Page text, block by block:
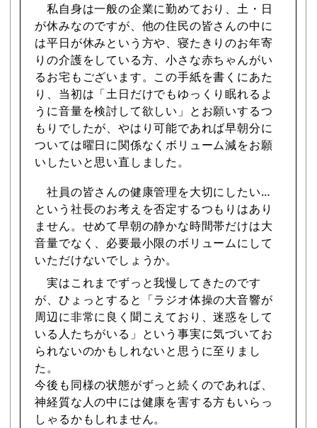
私自身は一般の企業に勤めており、土・日
が休みなのですが、他の住民の皆さんの中に
は平日が休みという方や、寝たきりのお年寄
りの介護をしている方、小さな赤ちゃんがい
るお宅もございます。この手紙を書くにあた
り、当初は「土日だけでもゆっくり眠れるよ
うに音量を検討して欲しい」とお願いするつ
もりでしたが、やはり可能であれば早朝分に
ついては曜日に関係なくボリューム減をお願
いしたいと思い直しました。
社員の皆さんの健康管理を大切にしたい…
という社長のお考えを否定するつもりはあり
ません。せめて早朝の静かな時間帯だけは大
音量でなく、必要最小限のボリュームにして
いただけないでしょうか。
実はこれまでずっと我慢してきたのです
が、ひょっとすると「ラジオ体操の大音響が
周辺に非常に良く聞こえており、迷惑をして
いる人たちがいる」という事実に気づいてお
られないのかもしれないと思うに至りまし
た。
今後も同様の状態がずっと続くのであれば、
神経質な人の中には健康を害する方もいらっ
しゃるかもしれません。